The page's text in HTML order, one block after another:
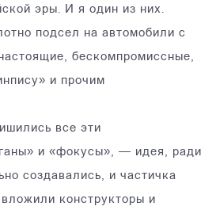
эры. И я один из них.
подсел на автомобили с
бескомпромиссные,
и прочим
все эти
и «фокусы», — идея, ради
создавались, и частичка
конструкторы и